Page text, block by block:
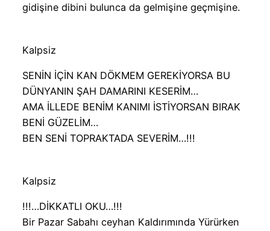
gidişine dibini bulunca da gelmişine geçmişine.
Kalpsiz
SENİN İÇİN KAN DÖKMEM GEREKİYORSA BU
DÜNYANIN ŞAH DAMARINI KESERİM…
AMA İLLEDE BENİM KANIMI İSTİYORSAN BIRAK
BENİ GÜZELİM…
BEN SENİ TOPRAKTADA SEVERİM…!!!
Kalpsiz
!!!…DİKKATLI OKU…!!!
Bir Pazar Sabahı ceyhan Kaldırımında Yürürken